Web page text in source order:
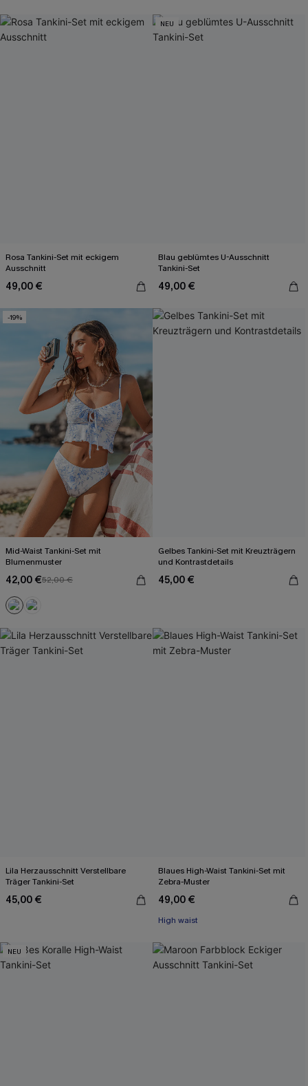
Rosa Tankini-Set mit eckigem
Ausschnitt
49,00 €
NEU
Blau geblümtes U-Ausschnitt
Tankini-Set
49,00 €
-19%
Mid-Waist Tankini-Set mit
Blumenmuster
42,00 €52,00 €
Gelbes Tankini-Set mit Kreuzträgern
und Kontrastdetails
45,00 €
Lila Herzausschnitt Verstellbare
Träger Tankini-Set
45,00 €
Blaues High-Waist Tankini-Set mit
Zebra-Muster
49,00 €
High waist
NEU